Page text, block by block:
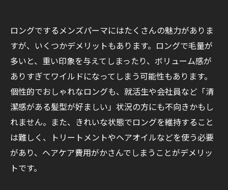
ロングでするメンズパーマにはたくさんの魅力がありま
すが、いくつかデメリットもあります。ロングで毛量が
多いと、重い印象を与えてしまったり、ボリューム感が
ありすぎてワイルドになってしまう可能性もあります。
個性的でおしゃれなロングも、就活生や会社員など「清
潔感がある髪型が好ましい」状況の方にも不向きかもし
れません。また、きれいな状態でロングを維持すること
は難しく、トリートメントやヘアオイルなどを使う必要
があり、ヘアケア費用がかさんでしまうことがデメリッ
トです。